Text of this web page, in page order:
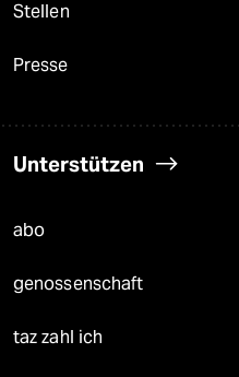
Stellen
Presse
Unterstützen
abo
genossenschaft
taz zahl ich